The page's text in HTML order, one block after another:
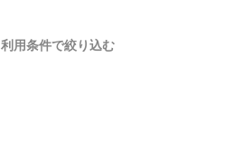
利用条件で絞り込む